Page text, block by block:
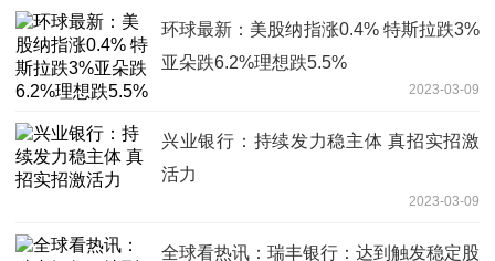
环球最新：美股纳指涨0.4% 特斯拉跌3%
亚朵跌6.2%理想跌5.5%
2023-03-09
兴业银行：持续发力稳主体 真招实招激
活力
2023-03-09
全球看热讯：瑞丰银行：达到触发稳定股